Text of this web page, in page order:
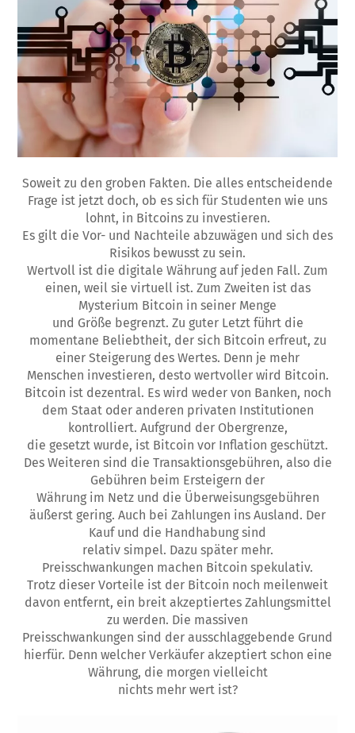
Soweit zu den groben Fakten. Die alles entscheidende
Frage ist jetzt doch, ob es sich für Studenten wie uns
lohnt, in Bitcoins zu investieren.
Es gilt die Vor- und Nachteile abzuwägen und sich des
Risikos bewusst zu sein.
Wertvoll ist die digitale Währung auf jeden Fall. Zum
einen, weil sie virtuell ist. Zum Zweiten ist das
Mysterium Bitcoin in seiner Menge
und Größe begrenzt. Zu guter Letzt führt die
momentane Beliebtheit, der sich Bitcoin erfreut, zu
einer Steigerung des Wertes. Denn je mehr
Menschen investieren, desto wertvoller wird Bitcoin.
Bitcoin ist dezentral. Es wird weder von Banken, noch
dem Staat oder anderen privaten Institutionen
kontrolliert. Aufgrund der Obergrenze,
die gesetzt wurde, ist Bitcoin vor Inflation geschützt.
Des Weiteren sind die Transaktionsgebühren, also die
Gebühren beim Ersteigern der
Währung im Netz und die Überweisungsgebühren
äußerst gering. Auch bei Zahlungen ins Ausland. Der
Kauf und die Handhabung sind
relativ simpel. Dazu später mehr.
Preisschwankungen machen Bitcoin spekulativ.
Trotz dieser Vorteile ist der Bitcoin noch meilenweit
davon entfernt, ein breit akzeptiertes Zahlungsmittel
zu werden. Die massiven
Preisschwankungen sind der ausschlaggebende Grund
hierfür. Denn welcher Verkäufer akzeptiert schon eine
Währung, die morgen vielleicht
nichts mehr wert ist?